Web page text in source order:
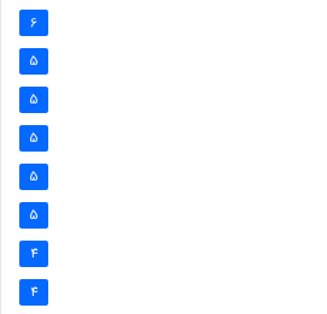
6
5
5
5
5
5
4
4